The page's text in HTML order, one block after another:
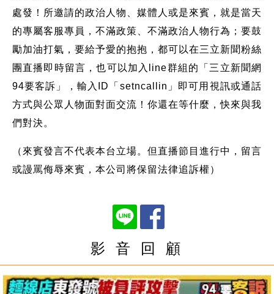
處發！所邀請的政治人物、媒體人或是來賓，就是當天
的專屬客服專員，不滿政策、不滿政治人物行為；要鼓
勵加油打氣，要給予愛的抱抱，都可以在三立新聞粉絲
團直播即時留言，也可以加入line群組的「三立新聞網
94要客訴」，輸入ID「setncallin」即可用視訊或通話
方式與公眾人物面對面交流！你還在等什麼，快來與我
們對決。
（來賓發言不代表本台立場。但直播節目進行中，留言
或謾罵侮辱來賓，本公司將保留法律追訴權）
影 音 回 顧